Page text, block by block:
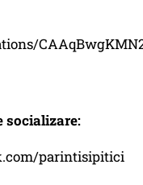
socializare:
parintisipitici